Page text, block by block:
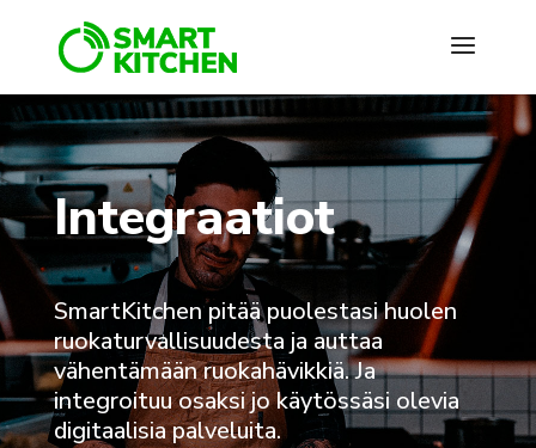
Integraatiot
SmartKitchen pitää puolestasi huolen
ruokaturvallisuudesta ja auttaa
vähentämään ruokahävikkiä. Ja
integroituu osaksi jo käytössäsi olevia
digitaalisia palveluita.